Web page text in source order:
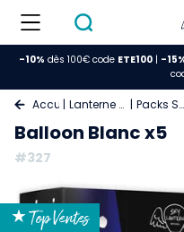
-10% dès 100€ code ETE100| -
Accueil Lanterne Volante Packs Spéciaux
Balloon Blanc x5
#327
★ Top Ventes